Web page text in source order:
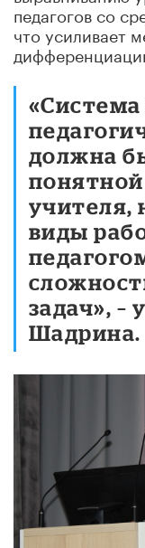
педагогов со
что усиливает
должна
учителя,
виды
задач», –
Шадрина.